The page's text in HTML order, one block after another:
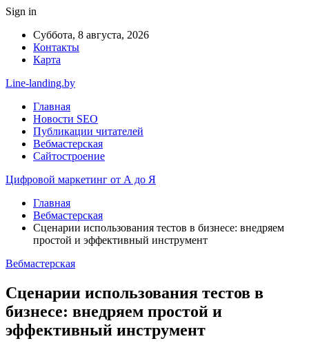
Sign in
Суббота, 8 августа, 2026
Контакты
Карта
Line-landing.by
Главная
Новости SEO
Публикации читателей
Вебмастерская
Сайтостроение
Цифровой маркетинг от А до Я
Главная
Вебмастерская
Сценарии использования тестов в бизнесе: внедряем
простой и эффективный инструмент
Вебмастерская
Сценарии использования тестов в
бизнесе: внедряем простой и
эффективный инструмент